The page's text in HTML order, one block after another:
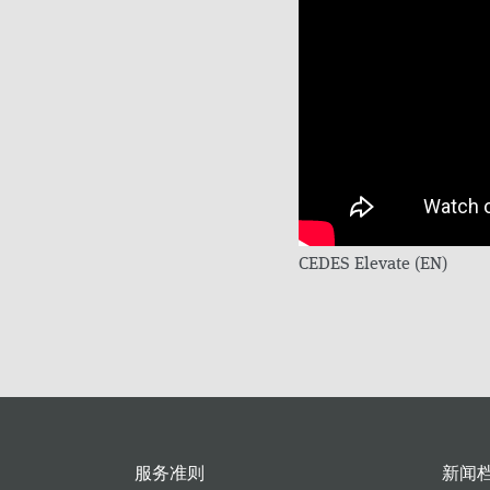
CEDES Elevate (EN)
服务准则 新闻